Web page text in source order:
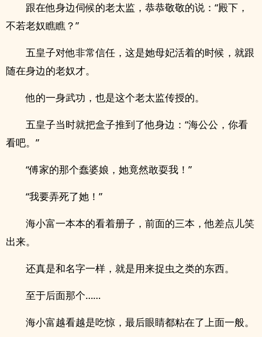
跟在他身边伺候的老太监，恭恭敬敬的说：“殿下，
不若老奴瞧瞧？”
五皇子对他非常信任，这是她母妃活着的时候，就跟
随在身边的老奴才。
他的一身武功，也是这个老太监传授的。
五皇子当时就把盒子推到了他身边：“海公公，你看
看吧。”
“傅家的那个蠢婆娘，她竟然敢耍我！”
“我要弄死了她！”
海小富一本本的看着册子，前面的三本，他差点儿笑
出来。
还真是和名字一样，就是用来捉虫之类的东西。
至于后面那个……
海小富越看越是吃惊，最后眼睛都粘在了上面一般。